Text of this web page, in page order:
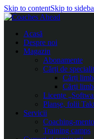
Skip to contentSkip to
Acasă
Despre noi
Magazin
Abonamente
Cărți de
Cărți
Cărți
Licențe
Planșe, folii
Servicii
Coaching-
Training camps